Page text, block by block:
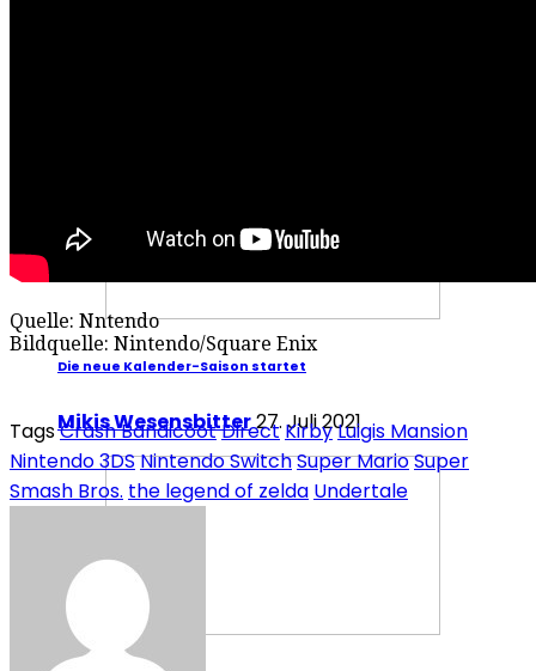
Die neue Kalender-Saison startet
Mikis Wesensbitter27. Juli 2021
Quelle: Nntendo
Bildquelle: Nintendo/Square Enix
TagsCrash BandicootDirect KirbyLuigis Mansion
Nintendo 3DSNintendo SwitchSuper MarioSuper
Smash Bros. the legend of zelda Undertale